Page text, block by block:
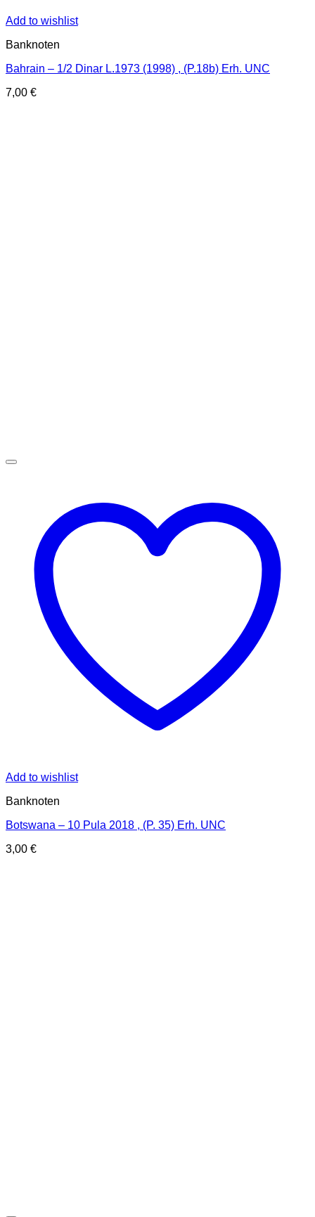
Add to wishlist
Banknoten
Bahrain – 1/2 Dinar L.1973 (1998) , (P.18b) Erh. UNC
7,00 €
Add to wishlist
Banknoten
Botswana – 10 Pula 2018 , (P. 35) Erh. UNC
3,00 €